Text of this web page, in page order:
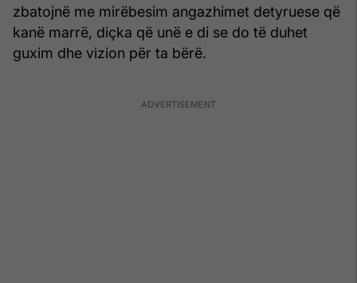
zbatojnë me mirëbesim angazhimet detyruese që
kanë marrë, diçka që unë e di se do të duhet
guxim dhe vizion për ta bërë.